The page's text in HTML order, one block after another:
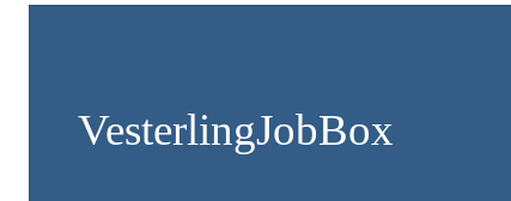
Vesterling­JobBox